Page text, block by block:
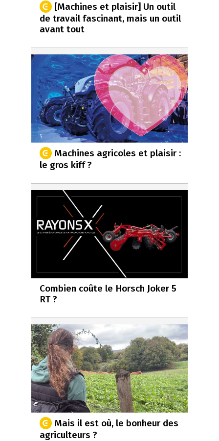
[Machines et plaisir] Un outil
de travail fascinant, mais un outil
avant tout
Machines agricoles et plaisir :
le gros kiff ?
Combien coûte le Horsch Joker 5
RT ?
Mais il est où, le bonheur des
agriculteurs ?